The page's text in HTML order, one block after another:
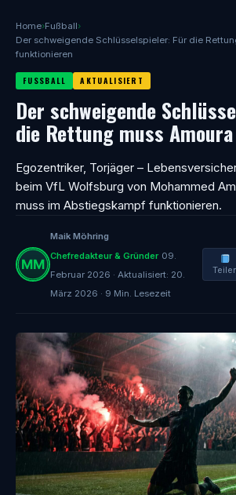
Home›Fußball›
Der schweigende Schlüsselspieler: Für die
funktionieren
FUSSBALL AKTUALISIERT
Der schweigende
die Rettung muss
Egozentriker, Torjäger –
beim VfL Wolfsburg von Mohammed
muss im Abstiegskampf funktionieren.
Maik Möhring
Chefredakteur & Gründer 09.
Februar 2026 · Aktualisiert: 20.
März 2026 · 9 Min. Lesezeit